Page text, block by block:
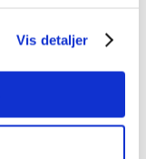
Vis detaljer